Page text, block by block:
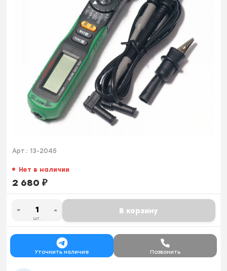
Арт.: 13-2045
Нет в наличии
2 680 ₽
шт.
В корзину
Уточнить наличие Позвонить